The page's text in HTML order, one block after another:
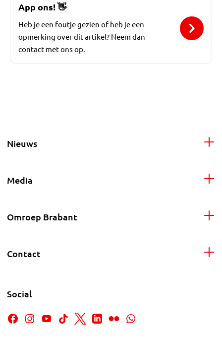
App ons!👋
Heb je een foutje gezien of heb je een
opmerking over dit artikel? Neem dan
contact met ons op.
Nieuws
Media
Omroep Brabant
Contact
Social